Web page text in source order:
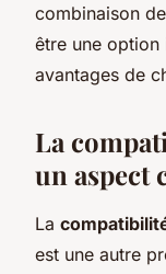
combinaison
être une option
avantages de
La
un aspect
La
est une autre